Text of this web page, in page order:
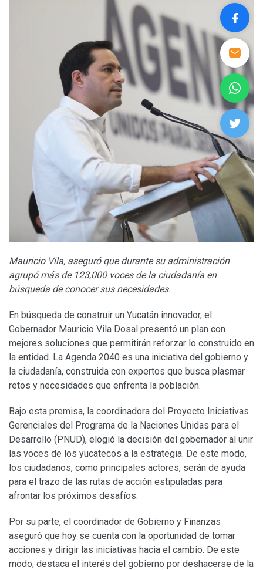
Mauricio Vila, aseguró que durante su administración
agrupó más de 123,000 voces de la ciudadanía en
búsqueda de conocer sus necesidades.
En búsqueda de construir un Yucatán innovador, el
Gobernador Mauricio Vila Dosal presentó un plan con
mejores soluciones que permitirán reforzar lo construido en
la entidad. La Agenda 2040 es una iniciativa del gobierno y
la ciudadanía, construida con expertos que busca plasmar
retos y necesidades que enfrenta la población.
Bajo esta premisa, la coordinadora del Proyecto Iniciativas
Gerenciales del Programa de la Naciones Unidas para el
Desarrollo (PNUD), elogió la decisión del gobernador al unir
las voces de los yucatecos a la estrategia. De este modo,
los ciudadanos, como principales actores, serán de ayuda
para el trazo de las rutas de acción estipuladas para
afrontar los próximos desafíos.
Por su parte, el coordinador de Gobierno y Finanzas
aseguró que hoy se cuenta con la oportunidad de tomar
acciones y dirigir las iniciativas hacia el cambio. De este
modo, destaca el interés del gobierno por deshacerse de la